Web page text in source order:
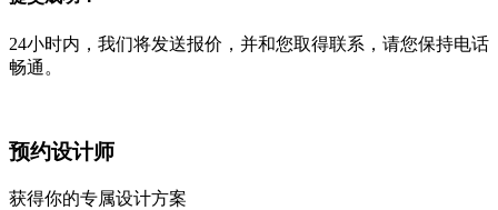
24小时内，我们将发送报价，并和您取得联系，请您保持电话
畅通。
预约设计师
获得你的专属设计方案